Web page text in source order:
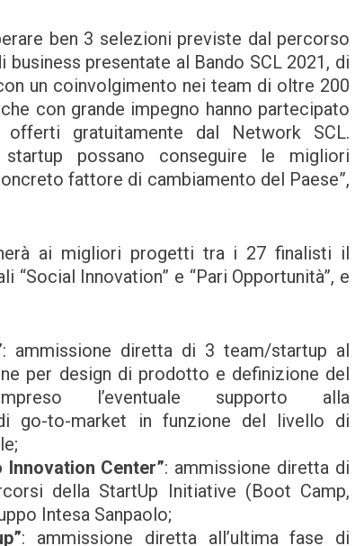
ben 3 selezioni previste dal percorso
presentate al Bando SCL 2021, di
un coinvolgimento nei team di oltre 200
con grande impegno hanno partecipato
gratuitamente dal Network SCL.
possano conseguire le migliori
fattore di cambiamento del Paese”,
ai migliori progetti tra i 27 finalisti il
Innovation” e “Pari Opportunità”, e
: ammissione diretta di 3 team/startup al
per design di prodotto e definizione del
l’eventuale supporto alla
go-to-market in funzione del livello di
Innovation Center”: ammissione diretta di
della StartUp Initiative (Boot Camp,
Intesa Sanpaolo;
: ammissione diretta all’ultima fase di